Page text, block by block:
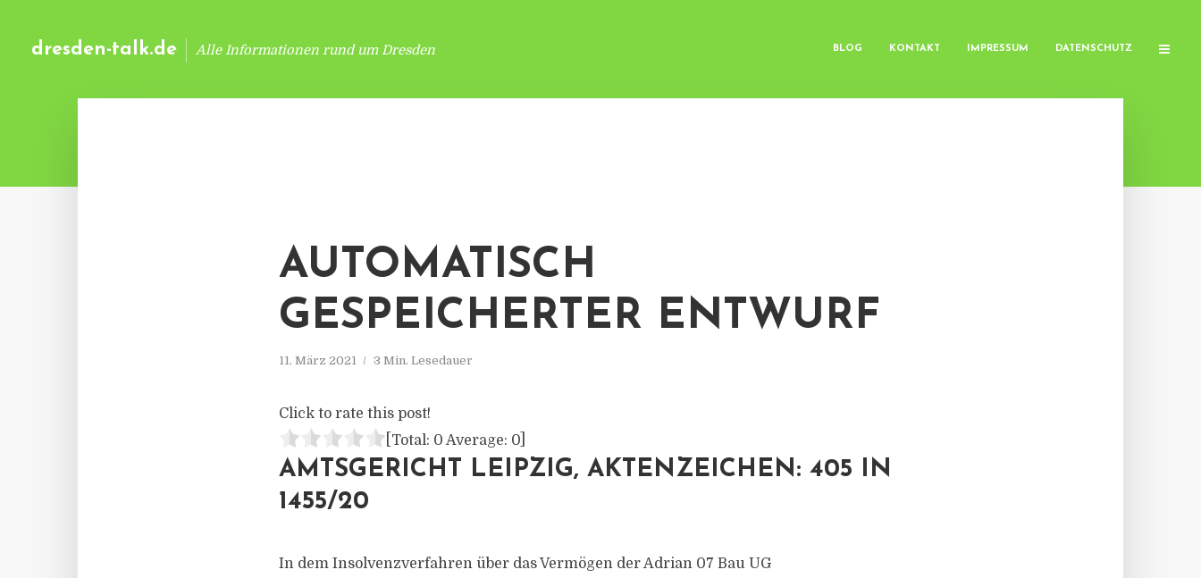
dresden-talk.de Alle Informationen rund um Dresden BLOG KONTAKT IMPRESSUM DATENSCHUTZ
AUTOMATISCH
GESPEICHERTER ENTWURF
11. März 2021 3 Min. Lesedauer
Click to rate this post!
[Total: 0 Average: 0
AMTSGERICHT LEIPZIG, AKTENZEICHEN: 405 IN
1455/20
In dem Insolvenzverfahren über das Vermögen der Adrian 07 Bau UG